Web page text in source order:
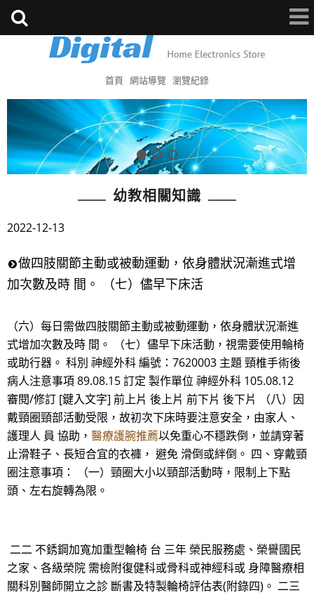
首頁 網站導覽 瀏覽紀錄
幼教相關知識
2022-12-13
做四肢關節主動或被動運動，依身體狀況漸進式增
加次數及時 間。 （七）儘早下床活
（六）每日需做四肢關節主動或被動運動，依身體狀況漸進
式增加次數及時 間。 （七）儘早下床活動，視需要使用輪椅
或助行器。 科別 神經外科 編號：7620003 主題 頸椎手術後
病人注意事項 89.08.15 訂定 製作單位 神經外科 105.08.12
審閱/修訂 [鍵入文字] 前上片 後上片 前下片 後下片 （八）因
戴頸圈頸部活動受限，故初次下床時要注意安全，由家人、
護理人 員 協助， 醫療護腕推薦以免重心不穩跌倒，並請穿著
止滑鞋子、長短合宜的衣褲， 避免 滑倒或絆倒。 四、穿戴頸
圈注意事項： （一）頸圈大小以頸部活動時，限制上下點
頭、左右旋轉為限。
二二 不銹鋼加寬加重型輪椅 台 三年 榮民服務處、榮譽國民
之家、各級榮院 需檢附復健科或骨科或神經科或 身障醫療相
關科別醫師開立之診 斷書及特製輪椅評估表(附錄四)。 二三